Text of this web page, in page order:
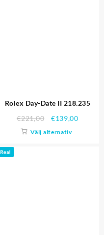
Rolex Day-Date II 218.235
€221,00 €139,00
Välj alternativ
Rea!